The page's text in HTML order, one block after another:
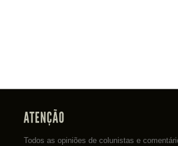
Todos as opiniões de colunistas e